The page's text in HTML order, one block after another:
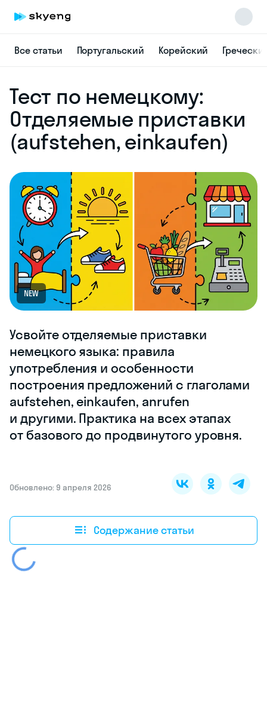
Все статьи Португальский Корейский
Тест по немецкому:
Отделяемые приставки
(aufstehen, einkaufen)
NEW
Усвойте отделяемые приставки
немецкого языка: правила
употребления и особенности
построения предложений с глаголами
aufstehen, einkaufen, anrufen
и другими. Практика на всех этапах
от базового до продвинутого уровня.
Обновлено: 9 апреля 2026
Содержание статьи
online